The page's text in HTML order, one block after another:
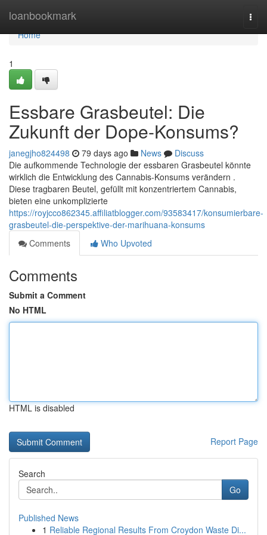
loanbookmark
Home
Home
1
Essbare Grasbeutel: Die
Zukunft der Dope-Konsums?
janegjho824498 79 days ago News
Discuss
Die aufkommende Technologie der essbaren Grasbeutel könnte
wirklich die Entwicklung des Cannabis-Konsums verändern .
Diese tragbaren Beutel, gefüllt mit konzentriertem Cannabis,
bieten eine unkomplizierte
https://royjcco862345.affiliatblogger.com/93583417/konsumierbare-
grasbeutel-die-perspektive-der-marihuana-konsums
Comments
Who Upvoted
Comments
Submit a Comment
No HTML
HTML is disabled
Report Page
Search
Go
Published News
1 Reliable Regional Results From Croydon Waste Di...